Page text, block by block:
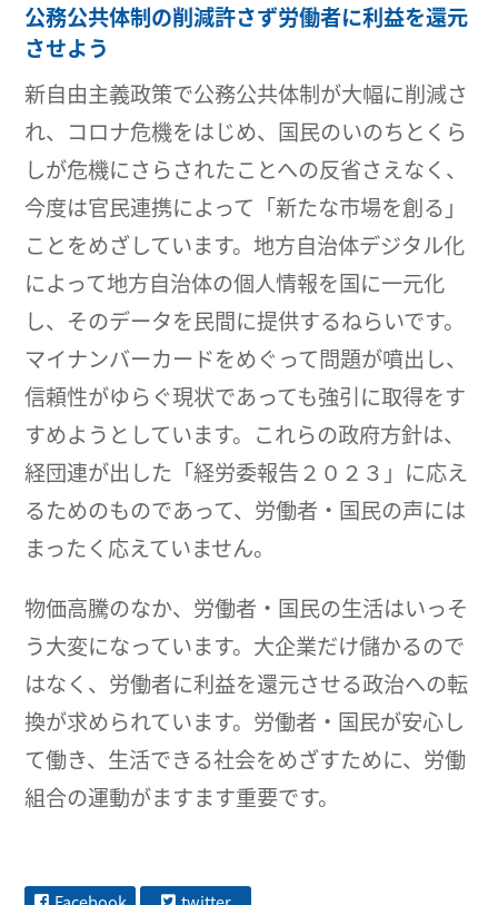
公務公共体制の削減許さず労働者に利益を還元
させよう
新自由主義政策で公務公共体制が大幅に削減さ
れ、コロナ危機をはじめ、国民のいのちとくら
しが危機にさらされたことへの反省さえなく、
今度は官民連携によって「新たな市場を創る」
ことをめざしています。地方自治体デジタル化
によって地方自治体の個人情報を国に一元化
し、そのデータを民間に提供するねらいです。
マイナンバーカードをめぐって問題が噴出し、
信頼性がゆらぐ現状であっても強引に取得をす
すめようとしています。これらの政府方針は、
経団連が出した「経労委報告２０２３」に応え
るためのものであって、労働者・国民の声には
まったく応えていません。
物価高騰のなか、労働者・国民の生活はいっそ
う大変になっています。大企業だけ儲かるので
はなく、労働者に利益を還元させる政治への転
換が求められています。労働者・国民が安心し
て働き、生活できる社会をめざすために、労働
組合の運動がますます重要です。